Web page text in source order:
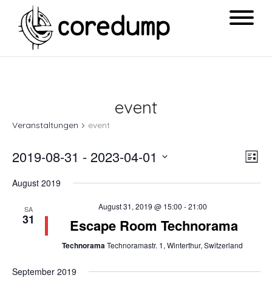
event
Veranstaltungen event
2019-08-31 - 2023-04-01
August 2019
SA
31
August 31, 2019 @ 15:00 -21:00
Escape Room Technorama
TechnoramaTechnoramastr. 1, Winterthur, Switzerland
September 2019